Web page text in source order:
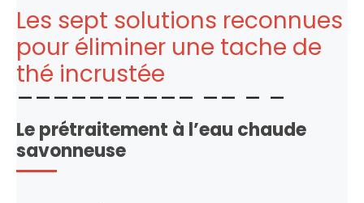
Les sept solutions reconnues
pour éliminer une tache de
thé incrustée
Le prétraitement à l’eau chaude
savonneuse